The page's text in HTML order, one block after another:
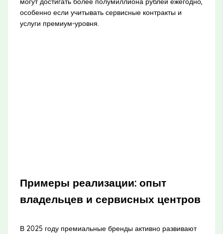
особенно если учитывать сервисные контракты и
услуги премиум-уровня.
Примеры реализации: опыт
владельцев и сервисных центров
В 2025 году премиальные бренды активно развивают